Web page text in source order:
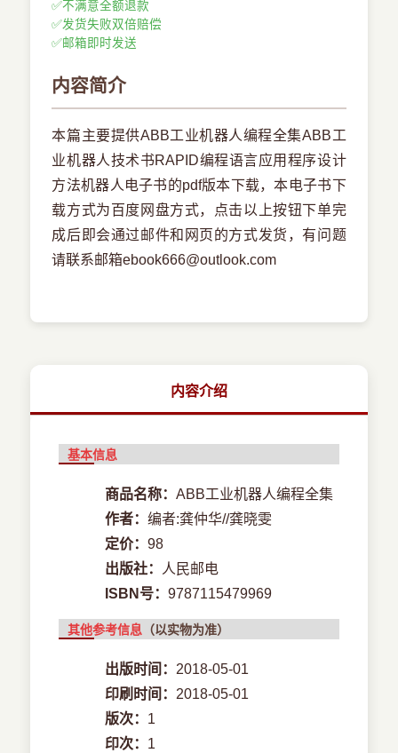
✅不满意全额退款
✅发货失败双倍赔偿
✅邮箱即时发送
内容简介
本篇主要提供ABB工业机器人编程全集ABB工
业机器人技术书RAPID编程语言应用程序设计
方法机器人电子书的pdf版本下载，本电子书下
载方式为百度网盘方式，点击以上按钮下单完
成后即会通过邮件和网页的方式发货，有问题
请联系邮箱ebook666@outlook.com
内容介绍
基本信息
商品名称：ABB工业机器人编程全集
作者：编者:龚仲华//龚晓雯
定价：98
出版社： 人民邮电
ISBN号：9787115479969
其他参考信息 （以实物为准）
出版时间： 2018-05-01
印刷时间： 2018-05-01
版次： 1
印次： 1